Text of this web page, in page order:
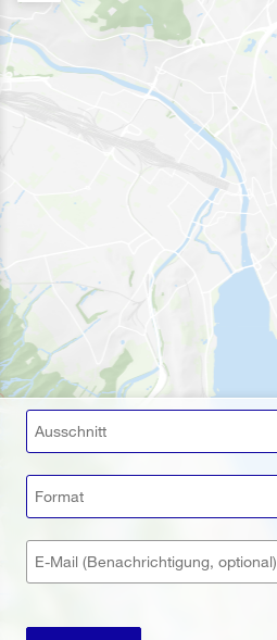
Ausschnitt
Format
E-Mail (Benachrichtigung, optional)